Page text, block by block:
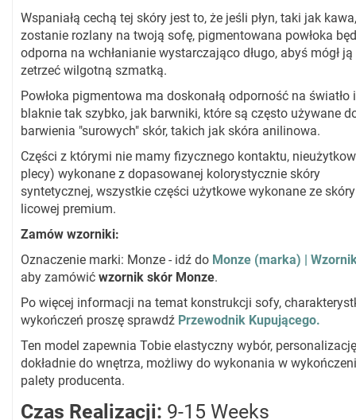
Wspaniałą cechą tej skóry jest to, że jeśli płyn, taki jak kawa,
zostanie rozlany na twoją sofę, pigmentowana powłoka
odporna na wchłanianie wystarczająco długo, abyś mógł ją
zetrzeć wilgotną szmatką.
Powłoka pigmentowa ma doskonałą odporność na światło
blaknie tak szybko, jak barwniki, które są często używane
barwienia "surowych" skór, takich jak skóra anilinowa.
Części z którymi nie mamy fizycznego kontaktu,
plecy) wykonane z dopasowanej kolorystycznie skóry
syntetycznej, wszystkie części użytkowe wykonane ze skóry
licowej premium.
Zamów wzorniki:
Oznaczenie marki: Monze - idź do Monze (marka) |
aby zamówić wzornik skór Monze.
Po więcej informacji na temat konstrukcji sofy,
wykończeń proszę sprawdź Przewodnik Kupującego.
Ten model zapewnia Tobie elastyczny wybór, personalizację
dokładnie do wnętrza, możliwy do wykonania w
palety producenta.
Czas Realizacji: 9-15 Weeks